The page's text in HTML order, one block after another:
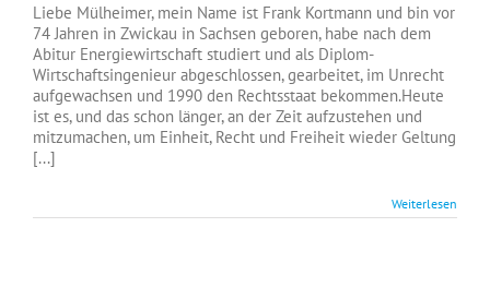
Liebe Mülheimer, mein Name ist Frank Kortmann und bin vor
74 Jahren in Zwickau in Sachsen geboren, habe nach dem
Abitur Energiewirtschaft studiert und als Diplom-
Wirtschaftsingenieur abgeschlossen, gearbeitet, im Unrecht
aufgewachsen und 1990 den Rechtsstaat bekommen.Heute
ist es, und das schon länger, an der Zeit aufzustehen und
mitzumachen, um Einheit, Recht und Freiheit wieder Geltung
[...]
Weiterlesen